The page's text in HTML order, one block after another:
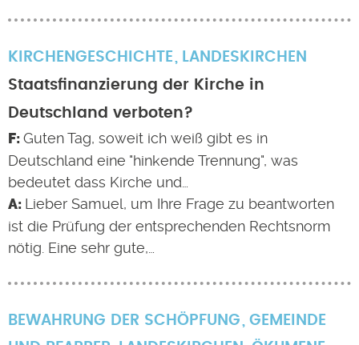
KIRCHENGESCHICHTE
LANDESKIRCHEN
Staatsfinanzierung der Kirche in
Deutschland verboten?
Guten Tag, soweit ich weiß gibt es in
Deutschland eine "hinkende Trennung", was
bedeutet dass Kirche und…
Lieber Samuel, um Ihre Frage zu beantworten
ist die Prüfung der entsprechenden Rechtsnorm
nötig. Eine sehr gute,…
BEWAHRUNG DER SCHÖPFUNG
GEMEINDE